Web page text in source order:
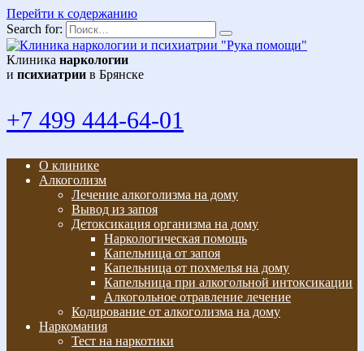
Перейти к содержанию
Search for:
Клиника наркологии
и психиатрии в Брянске
+7 499 444-64-01
О клинике
Алкоголизм
Лечение алкоголизма на дому
Вывод из запоя
Детоксикация организма на дому
Наркологическая помощь
Капельница от запоя
Капельница от похмелья на дому
Капельница при алкогольной интоксикации
Алкогольное отравление лечение
Кодирование от алкоголизма на дому
Наркомания
Тест на наркотики